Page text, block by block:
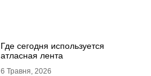
Где сегодня используется
атласная лента
6 Травня, 2026